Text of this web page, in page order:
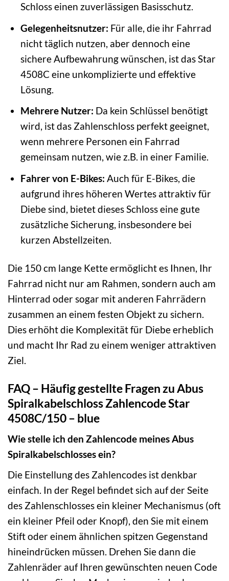
Schloss einen zuverlässigen Basisschutz.
Gelegenheitsnutzer: Für alle, die ihr Fahrrad
nicht täglich nutzen, aber dennoch eine
sichere Aufbewahrung wünschen, ist das Star
4508C eine unkomplizierte und effektive
Lösung.
Mehrere Nutzer: Da kein Schlüssel benötigt
wird, ist das Zahlenschloss perfekt geeignet,
wenn mehrere Personen ein Fahrrad
gemeinsam nutzen, wie z.B. in einer Familie.
Fahrer von E-Bikes: Auch für E-Bikes, die
aufgrund ihres höheren Wertes attraktiv für
Diebe sind, bietet dieses Schloss eine gute
zusätzliche Sicherung, insbesondere bei
kurzen Abstellzeiten.
Die 150 cm lange Kette ermöglicht es Ihnen, Ihr
Fahrrad nicht nur am Rahmen, sondern auch am
Hinterrad oder sogar mit anderen Fahrrädern
zusammen an einem festen Objekt zu sichern.
Dies erhöht die Komplexität für Diebe erheblich
und macht Ihr Rad zu einem weniger attraktiven
Ziel.
FAQ – Häufig gestellte Fragen zu Abus
Spiralkabelschloss Zahlencode Star
4508C/150 – blue
Wie stelle ich den Zahlencode meines Abus
Spiralkabelschlosses ein?
Die Einstellung des Zahlencodes ist denkbar
einfach. In der Regel befindet sich auf der Seite
des Zahlenschlosses ein kleiner Mechanismus (oft
ein kleiner Pfeil oder Knopf), den Sie mit einem
Stift oder einem ähnlichen spitzen Gegenstand
hineindrücken müssen. Drehen Sie dann die
Zahlenräder auf Ihren gewünschten neuen Code